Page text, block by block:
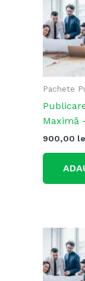
Pachete
Maximă
900,00